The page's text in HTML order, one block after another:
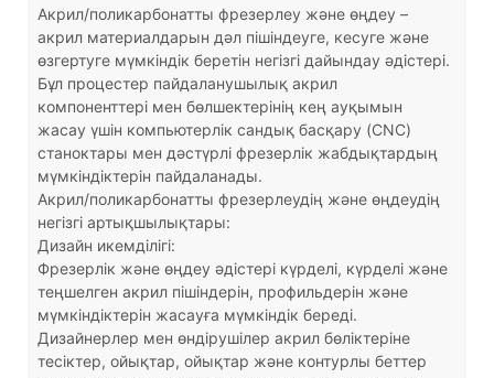
Акрил/поликарбонатты фрезерлеу және өңдеу –
акрил материалдарын дәл пішіндеуге, кесуге және
өзгертуге мүмкіндік беретін негізгі дайындау әдістері.
Бұл процестер пайдаланушылық акрил
компоненттері мен бөлшектерінің кең ауқымын
жасау үшін компьютерлік сандық басқару (CNC)
станоктары мен дәстүрлі фрезерлік жабдықтардың
мүмкіндіктерін пайдаланады.
Акрил/поликарбонатты фрезерлеудің және өңдеудің
негізгі артықшылықтары:
Дизайн икемділігі:
Фрезерлік және өңдеу әдістері күрделі, күрделі және
теңшелген акрил пішіндерін, профильдерін және
мүмкіндіктерін жасауға мүмкіндік береді.
Дизайнерлер мен өндірушілер акрил бөліктеріне
тесіктер, ойықтар, ойықтар және контурлы беттер